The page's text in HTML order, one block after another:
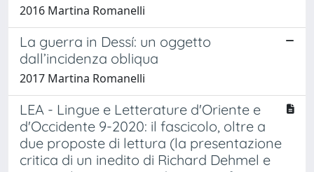
2016 Martina Romanelli
La guerra in Dessí: un oggetto
dall’incidenza obliqua
2017 Martina Romanelli
LEA - Lingue e Letterature d'Oriente e
d'Occidente 9-2020: il fascicolo, oltre a
due proposte di lettura (la presentazione
critica di un inedito di Richard Dehmel e